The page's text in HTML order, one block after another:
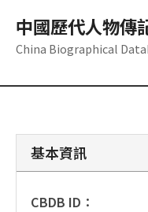
中國歷代人物傳
China Biographical
基本資訊
CBDB ID：